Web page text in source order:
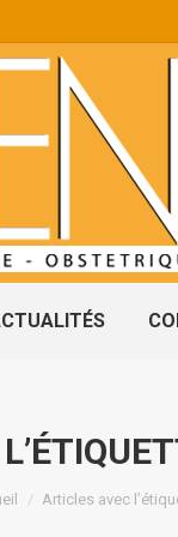
êtes ici :Articles avec